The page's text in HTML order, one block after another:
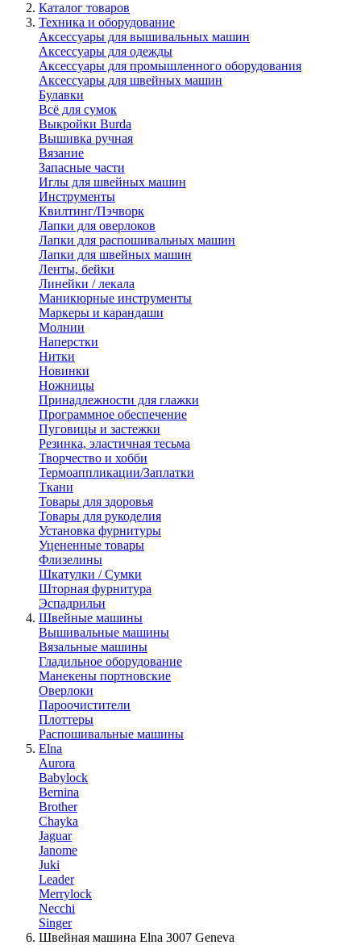
Каталог товаров
Техника и оборудование
Аксессуары для вышивальных машин
Аксессуары для одежды
Аксессуары для промышленного оборудования
Аксессуары для швейных машин
Булавки
Всё для сумок
Выкройки Burda
Вышивка ручная
Вязание
Запасные части
Иглы для швейных машин
Инструменты
Квилтинг/Пэчворк
Лапки для оверлоков
Лапки для распошивальных машин
Лапки для швейных машин
Ленты, бейки
Линейки / лекала
Маникюрные инструменты
Маркеры и карандаши
Молнии
Наперстки
Нитки
Новинки
Ножницы
Принадлежности для глажки
Программное обеспечение
Пуговицы и застежки
Резинка, эластичная тесьма
Творчество и хобби
Термоаппликации/Заплатки
Ткани
Товары для здоровья
Товары для рукоделия
Установка фурнитуры
Уцененные товары
Флизелины
Шкатулки / Сумки
Шторная фурнитура
Эспадрильи
Швейные машины
Вышивальные машины
Вязальные машины
Гладильное оборудование
Манекены портновские
Оверлоки
Пароочистители
Плоттеры
Распошивальные машины
Elna
Aurora
Babylock
Bernina
Brother
Chayka
Jaguar
Janome
Juki
Leader
Merrylock
Necchi
Singer
Швейная машина Elna 3007 Geneva